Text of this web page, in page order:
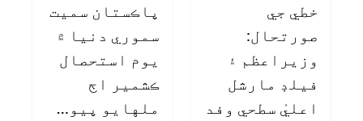
خطي جي
صورتحال:
وزيراعظم ۽
فيلڊ مارشل
اعليٰ سطحي وفد
پاڪستان سميت
سموري دنيا ۾
يوم استحصال
ڪشمير اڄ
ملهايو پيو…